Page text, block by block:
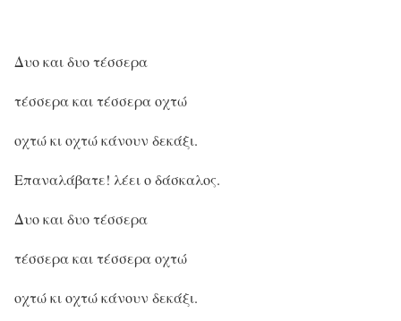
Δυο και δυο τέσσερα
τέσσερα και τέσσερα οχτώ
οχτώ κι οχτώ κάνουν δεκάξι.
Επαναλάβατε! λέει ο δάσκαλος.
Δυο και δυο τέσσερα
τέσσερα και τέσσερα οχτώ
οχτώ κι οχτώ κάνουν δεκάξι.